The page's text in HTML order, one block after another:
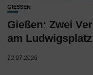
GIESSEN
Gießen: Zwei
am Ludwigsplatz
22.07.2026